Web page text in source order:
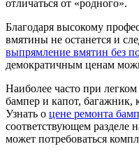
отличаться от «родного».
Благодаря высокому
вмятины не останется и
выпрямление вмятин без
демократичным ценам
Наиболее часто при
бампер и капот, багажник,
Узнать о цене ремонта
соответствующем разделе
может потребоваться